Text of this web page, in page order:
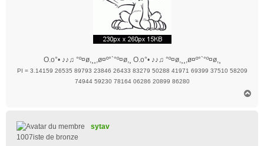
O.o°• ♪♪♫ °º¤ø,¸¸,ø¤º°`°º¤ø,¸ O.o°• ♪♪♫ °º¤ø,¸¸,ø¤º°`°º¤ø,¸
PI = 3.14159 26535 89793 23846 26433 83279 50288 41971 69399 37510 58209
74944 59230 78164 06286 20899 86280
sytav
1007iste de bronze